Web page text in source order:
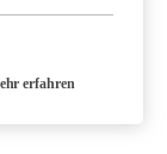
erfahren